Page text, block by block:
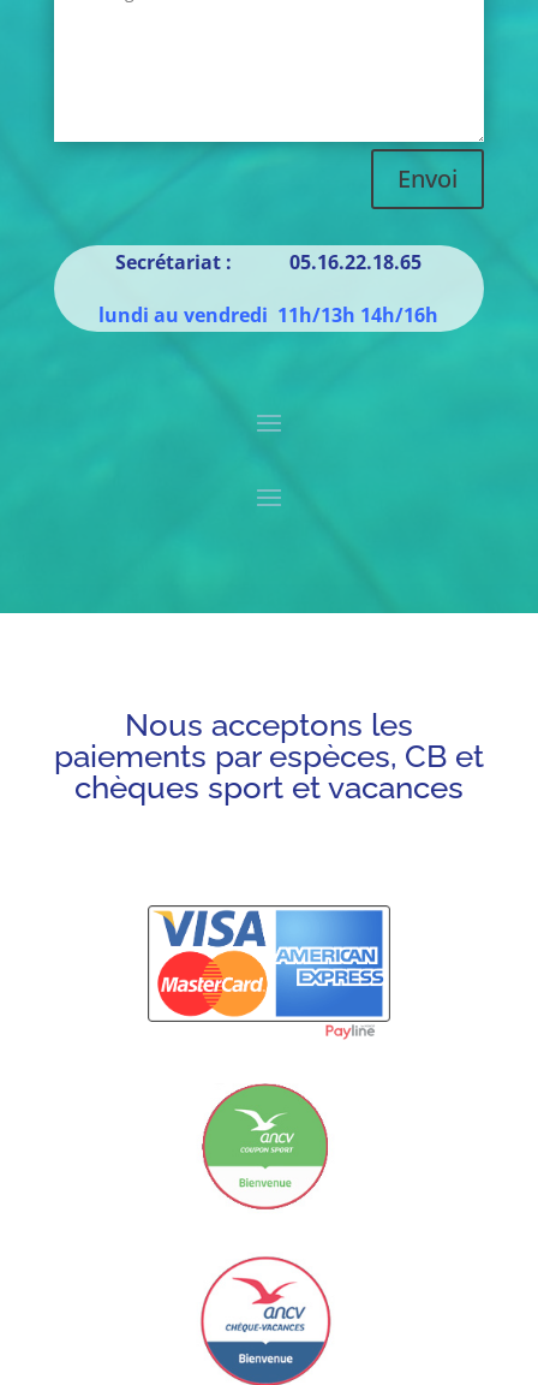
Envoi
Secrétariat : 05.16.22.18.65
lundi au vendredi 11h/13h 14h/16h
Nous acceptons les
paiements par espèces, CB et
chèques sport et vacances
Carte Bancaire
Le Coupon Sport ancv